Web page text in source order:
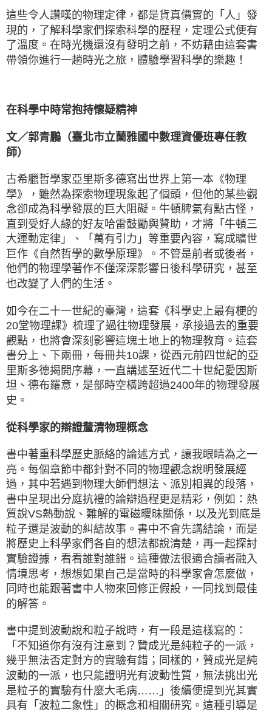
這些令人讚嘆的物理定律，都是貨真價實的「人」發
現的，了解科學家們探索科學的歷程，定理公式便有
了溫度。在時光機還沒有發明之前，不妨藉由這套書
帶領你進行一趟時光之旅，體驗學習科學的樂趣！
在科學中時常抱持懷疑精神
文／郭青鵬（臺北市立蘭雅國中數理資優班專任教
師）
古希臘哲學家亞里斯多德寫出世界上第一本《物理
學》，雖然為探索物理現象起了個頭，但他的某些觀
念卻成為科學發展的巨大阻礙。牛頓脾氣有點古怪，
直到受好人緣的好友哈雷鼓勵與贊助，才將「牛頓三
大運動定律」、「萬有引力」等重要內容，寫成曠世
巨作《自然哲學的數學原理》。不管是前者或後者，
他們的物理學著作不僅深深影響日後科學研究，甚至
也改變了人們的生活。
如今在二十一世紀的臺灣，這套《科學史上最有梗的
20堂物理課》梳理了過往物理發展，承接過去的重要
觀點，也將會深刻影響這塊土地上的物理教育。這套
書分上、下兩冊，每冊共10課，從西元前四世紀的亞
里斯多德揭開序幕，一直講述至近代二十世紀愛因斯
坦、德布羅意，是部時空橫跨超過2400年的物理發展
史。
從科學家的辯證釐清物理概念
書中著重科學歷史脈絡的論述方式，讓我眼睛為之一
亮。每個章節中都針對不同的物理觀念說明發展經
過，其中若遇到物理大師們想法、派別相異的段落，
書中呈現出分庭抗禮的論辯過程更是精彩，例如：熱
質說VS熱動說、難解的電磁曖昧關係，以及光到底是
粒子還是波動的糾結故事。書中不會先講結論，而是
將歷史上科學家們各自的想法都說清楚，再一起探討
實驗證據，看看誰對誰錯。這種做法很適合讀者融入
情境思考，想想如果自己是當時的科學家會怎麼做，
同時也能跟著書中人物來回修正假設，一同找到最佳
的解答。
書中提到波動說和粒子說時，有一段是這樣寫的：
「不知道你有沒有注意到？贊成光是純粒子的一派，
幾乎無法否定對方的實驗有錯；同樣的，贊成光是純
波動的一派，也只能證明光有波動性質，無法挑出光
是粒子的實驗有什麼大毛病……」後續便提到光其實
具有「波粒二象性」的概念和相關研究。這種引導是